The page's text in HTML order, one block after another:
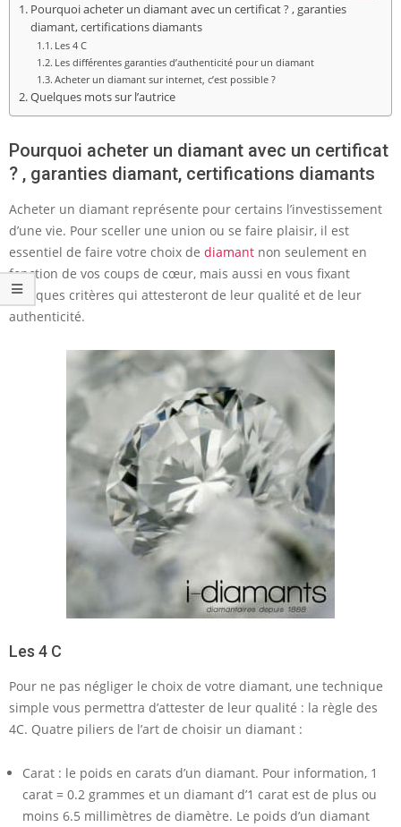
Pourquoi acheter un diamant avec un certificat ? , garanties
diamant, certifications diamants
Les 4 C
Les différentes garanties d’authenticité pour un diamant
Acheter un diamant sur internet, c’est possible ?
Quelques mots sur l’autrice
Pourquoi acheter un diamant avec un certificat
? , garanties diamant, certifications diamants
Acheter un diamant représente pour certains l’investissement
d’une vie. Pour sceller une union ou se faire plaisir, il est
essentiel de faire votre choix de diamant non seulement en
fonction de vos coups de cœur, mais aussi en vous fixant
quelques critères qui attesteront de leur qualité et de leur
authenticité.
Les 4 C
Pour ne pas négliger le choix de votre diamant, une technique
simple vous permettra d’attester de leur qualité : la règle des
4C. Quatre piliers de l’art de choisir un diamant :
Carat : le poids en carats d’un diamant. Pour information, 1
carat = 0.2 grammes et un diamant d’1 carat est de plus ou
moins 6.5 millimètres de diamètre. Le poids d’un diamant